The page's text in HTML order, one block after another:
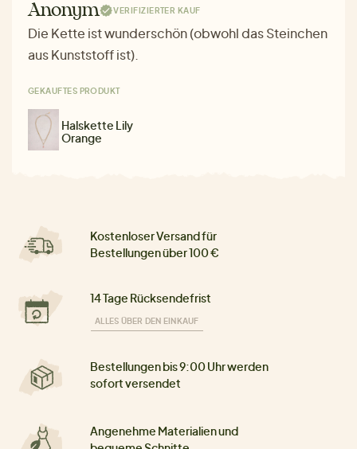
Anonym VERIFIZIERTER KAUF
Die Kette ist wunderschön (obwohl das Steinchen
aus Kunststoff ist).
GEKAUFTES PRODUKT
Halskette Lily
Orange
Kostenloser Versand für
Bestellungen über 100 €
14 Tage Rücksendefrist
ALLES ÜBER DEN EINKAUF
Bestellungen bis 9:00 Uhr werden
sofort versendet
Angenehme Materialien und